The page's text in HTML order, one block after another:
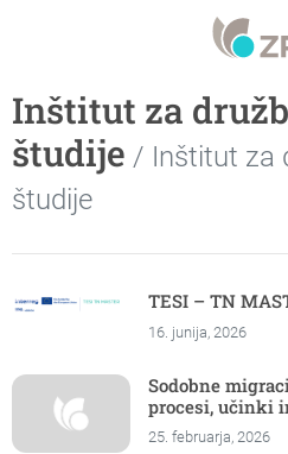
Inštitut za
študije / Inštitut za
študije
TESI – TN
16. junija, 2026
Sodobne
procesi, učinki
25. februarja, 2026